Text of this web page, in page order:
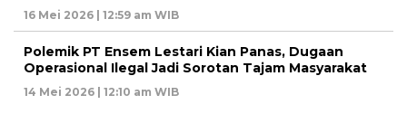
16 Mei 2026 | 12:59 am WIB
Polemik PT Ensem Lestari Kian Panas, Dugaan
Operasional Ilegal Jadi Sorotan Tajam Masyarakat
14 Mei 2026 | 12:10 am WIB